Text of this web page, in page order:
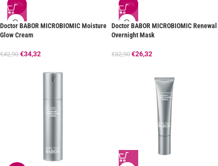
-20%
Doctor BABOR MICROBIOMIC Moisture
Glow Cream
€42,90 €34,32
-20%
Doctor BABOR MICROBIOMIC Renewal
Overnight Mask
€32,90 €26,32